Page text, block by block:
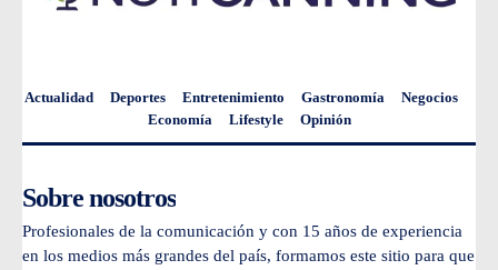
Actualidad Deportes Entretenimiento Gastronomía
Negocios
Economía
Lifestyle Opinión
Sobre nosotros
Profesionales de la comunicación y con 15 años de experiencia
en los medios más grandes del país, formamos este sitio para que